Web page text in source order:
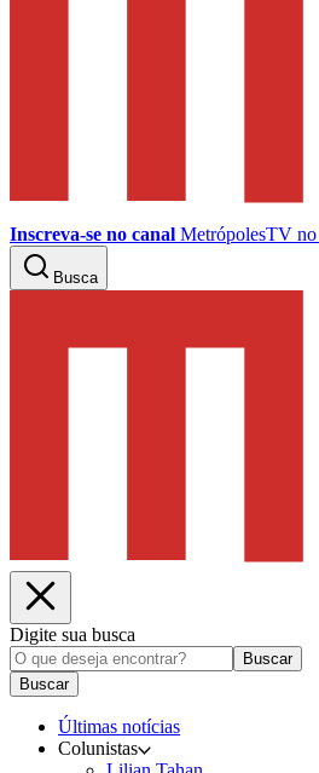
Inscreva-se no canal MetrópolesTV no
Busca
Digite sua busca
Buscar
Buscar
Últimas notícias
Colunistas